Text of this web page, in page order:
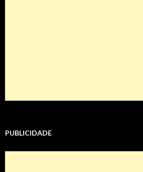
PUBLICIDADE